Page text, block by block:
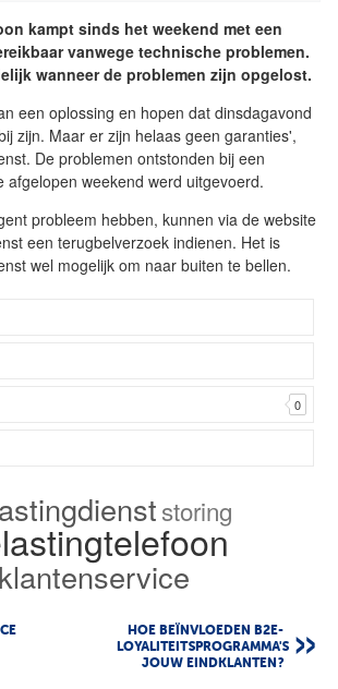
kampt sinds het weekend met een
vanwege technische problemen.
wanneer de problemen zijn opgelost.
een oplossing en hopen dat dinsdagavond
zijn. Maar er zijn helaas geen garanties',
De problemen ontstonden bij een
afgelopen weekend werd uitgevoerd.
probleem hebben, kunnen via de website
een terugbelverzoek indienen. Het is
wel mogelijk om naar buiten te bellen.
0
storing
klantenservice
HOE BEÏNVLOEDEN B2E-
LOYALITEITSPROGRAMMA'S
JOUW EINDKLANTEN?